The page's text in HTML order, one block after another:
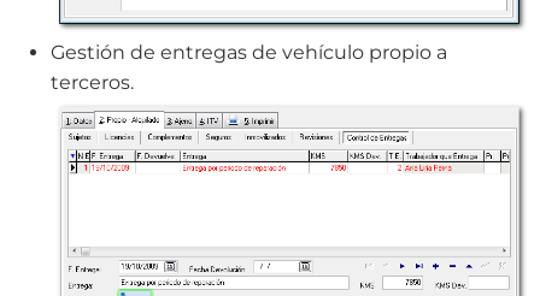
Gestión de entregas de vehículo propio a
terceros.